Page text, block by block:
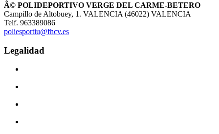
Â© POLIDEPORTIVO VERGE DEL CARME-BETERO
Campillo de Altobuey, 1. VALENCIA (46022) VALENCIA
Telf. 963389086
poliesportiu@fhcv.es
Legalidad